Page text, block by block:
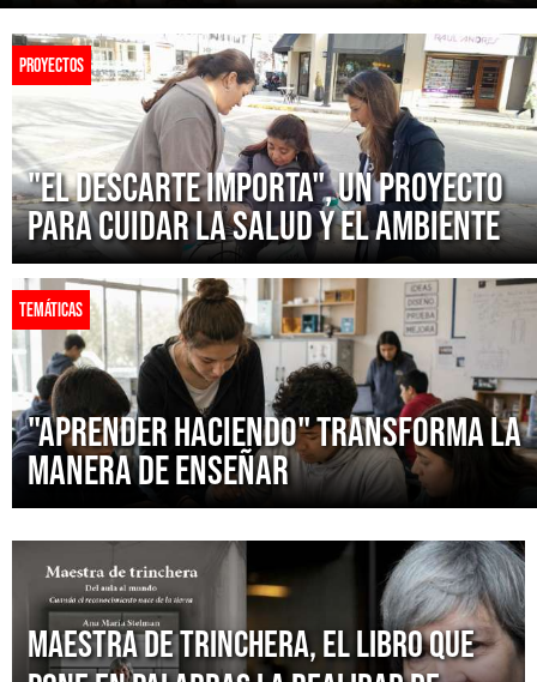
PROYECTOS
"El Descarte Importa", un proyecto
para cuidar la salud y el ambiente
TEMÁTICAS
"Aprender haciendo" transforma la
manera de enseñar
Maestra de trinchera, el libro que